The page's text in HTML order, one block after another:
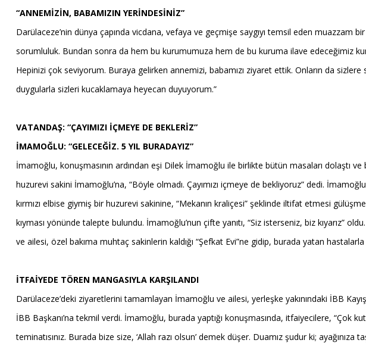
“ANNEMİZİN, BABAMIZIN YERİNDESİNİZ”
Darülaceze’nin dünya çapında vicdana, vefaya ve geçmişe saygıyı temsil eden muazzam
sorumluluk. Bundan sonra da hem bu kurumumuza hem de bu kuruma ilave edeceğimiz
Hepinizi çok seviyorum. Buraya gelirken annemizi, babamızı ziyaret ettik. Onların da
duygularla sizleri kucaklamaya heyecan duyuyorum.”
VATANDAŞ: “ÇAYIMIZI İÇMEYE DE BEKLERİZ”
İMAMOĞLU: “GELECEĞİZ. 5 YIL BURADAYIZ”
İmamoğlu, konuşmasının ardından eşi Dilek İmamoğlu ile birlikte bütün masaları dolaştı
huzurevi sakini İmamoğlu’na, “Böyle olmadı. Çayımızı içmeye de bekliyoruz” dedi.
kırmızı elbise giymiş bir huzurevi sakinine, “Mekanın kraliçesi” şeklinde iltifat etmesi
kıyması yönünde talepte bulundu. İmamoğlu’nun çifte yanıtı, “Siz isterseniz, biz kıyarız”
ve ailesi, özel bakıma muhtaç sakinlerin kaldığı “Şefkat Evi”ne gidip, burada yatan
İTFAİYEDE TÖREN MANGASIYLA KARŞILANDI
Darülaceze’deki ziyaretlerini tamamlayan İmamoğlu ve ailesi, yerleşke yakınındaki İBB
İBB Başkanı’na tekmil verdi. İmamoğlu, burada yaptığı konuşmasında, itfaiyecilere, “Çok
teminatısınız. Burada bize size, ‘Allah razı olsun’ demek düşer. Duamız şudur ki; ayağınıza